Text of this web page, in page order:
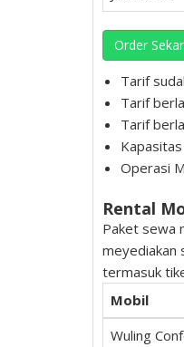
Order
Tarif
Tarif
Tarif
Operasi
Rental
Paket sewa
meyediakan
termasuk
Mobil
Wuling